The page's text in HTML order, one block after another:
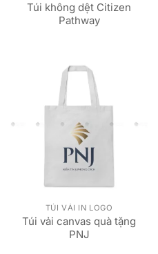
Túi không dệt Citizen
Pathway
TÚI VẢI IN LOGO
Túi vải canvas quà tặng
PNJ